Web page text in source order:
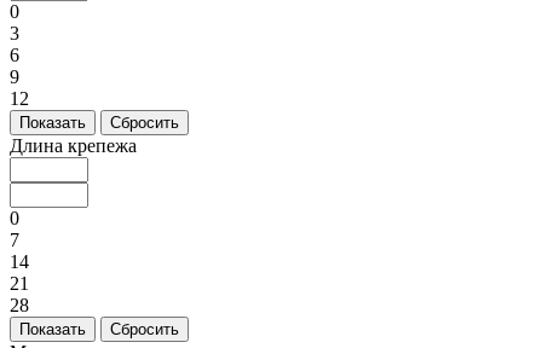
0
3
6
9
12
Показать Сбросить
Длина крепежа
0
7
14
21
28
Показать Сбросить